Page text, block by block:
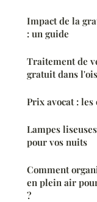
Impact de la
: un guide
Traitement de
gratuit dans
Prix avocat :
Lampes
pour vos nuits
Comment
en plein air
?